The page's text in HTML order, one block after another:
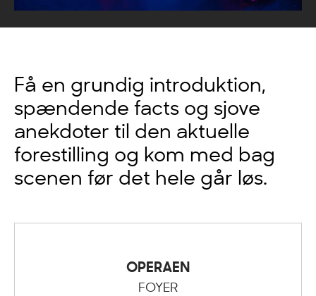
Få en grundig introduktion,
spændende facts og sjove
anekdoter til den aktuelle
forestilling og kom med bag
scenen før det hele går løs.
OPERAEN
FOYER